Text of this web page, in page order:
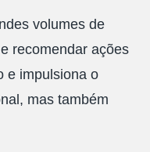
volumes de
recomendar ações
e impulsiona o
mas também